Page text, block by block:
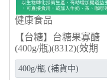
健康食品
【台糖】台糖果寡醣
(400g/瓶)(8312)(效期
2027/02/03)